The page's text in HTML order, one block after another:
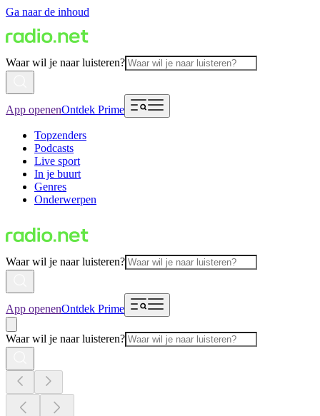
Ga naar de inhoud
Waar wil je naar luisteren?
App openenOntdek Prime
Topzenders
Podcasts
Live sport
In je buurt
Genres
Onderwerpen
Waar wil je naar luisteren?
App openenOntdek Prime
Waar wil je naar luisteren?